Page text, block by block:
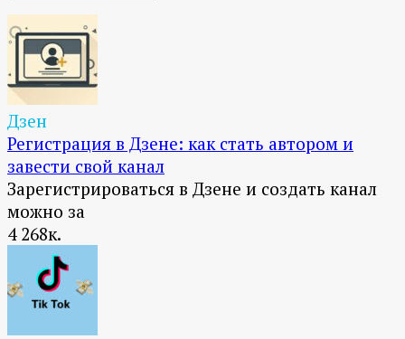
Дзен
Регистрация в Дзене: как стать автором и
завести свой канал
Зарегистрироваться в Дзене и создать канал
можно за
4 268к.